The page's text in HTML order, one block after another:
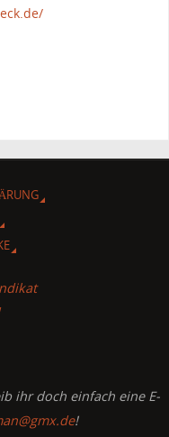
ihr doch einfach eine E-
!